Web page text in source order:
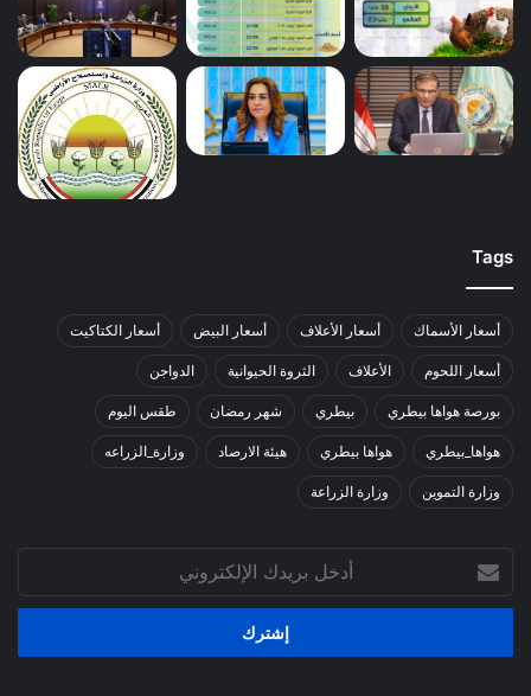
Tags
أسعار الأسماك أسعار الأعلاف أسعار البيض أسعار الكتاكيت
أسعار اللحوم الأعلاف الثروة الحيوانية الدواجن
بورصة هواها بيطري بيطري شهر رمضان طقس اليوم
هواها_بيطري هواها بيطري هيئة الارصاد وزارة_الزراعه
وزارة التموين وزارة الزراعة
بريدك
الإلكتروني